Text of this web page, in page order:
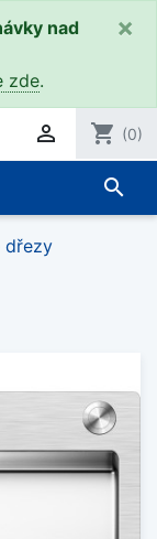
nad
zde.
×
 shopping_cart (0)
search
dřezy